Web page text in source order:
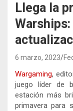
Llega la
Warships:
6 marzo, 2023
Wargaming,
juego líder de
estación más
primavera para